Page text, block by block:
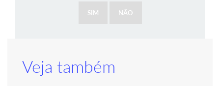
SIM NÃO
Veja também